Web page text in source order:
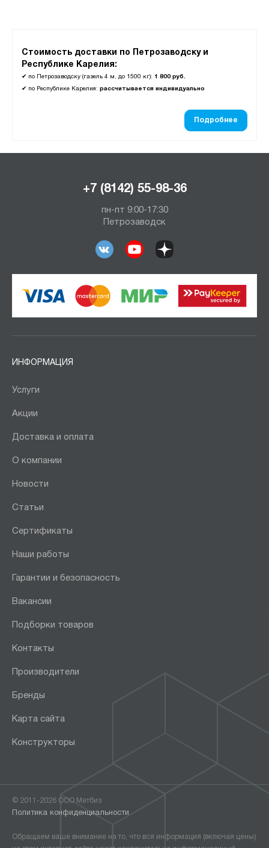
Стоимость доставки по Петрозаводску и
Республике Карелия:
✔ по Петрозаводску (газель 4 м, до 1500 кг): 1 800 руб.
✔ по Республике Карелия: рассчитывается индивидуально
Подробнее
+7 (8142) 55-98-36
пн-пт 9:00-17:30
Петрозаводск
ИНФОРМАЦИЯ
Услуги
Акции
Доставка и оплата
О компании
Новости
Статьи
Сертификаты
Наши работы
Гарантии и безопасность
Вакансии
Подборки товаров
Контакты
Производители
Бренды
Карта сайта
Конструкторы
© 2011-2026 ООО Метбиз
Политика конфиденциальности
Обращаем ваше внимание на то, что вся информация (включая цены)